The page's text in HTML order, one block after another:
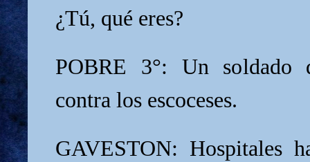
¿Tú, qué eres?
POBRE 3°: Un soldado
contra los escoceses.
GAVESTON: Hospitales